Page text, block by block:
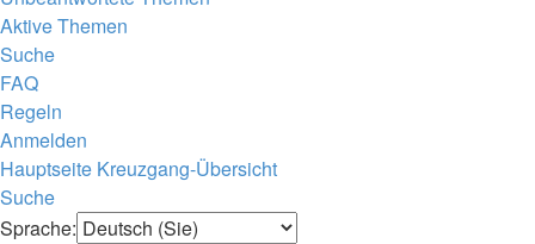
Aktive Themen
Suche
FAQ
Regeln
Anmelden
Hauptseite Kreuzgang-Übersicht
Suche
Sprache: